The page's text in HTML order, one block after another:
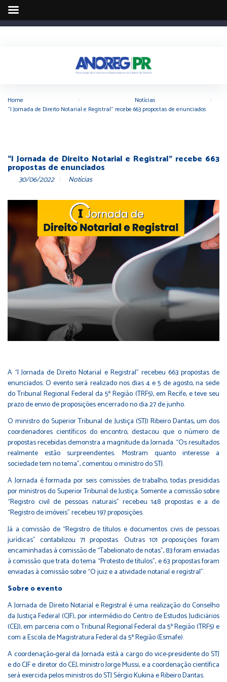
Home Notícias
“I Jornada de Direito Notarial e Registral” recebe 663 propostas de enunciados
“I Jornada de Direito Notarial e Registral” recebe 663
propostas de enunciados
30/06/2022 Notícias
A “I Jornada de Direito Notarial e Registral” recebeu 663 propostas de
enunciados. O evento será realizado nos dias 4 e 5 de agosto, na sede
do Tribunal Regional Federal da 5ª Região (TRF5), em Recife, e teve seu
prazo de envio de proposições encerrado no dia 27 de junho.
O ministro do Superior Tribunal de Justiça (STJ) Ribeiro Dantas, um dos
coordenadores científicos do encontro, destacou que o número de
propostas recebidas demonstra a magnitude da Jornada. “Os resultados
realmente estão surpreendentes. Mostram quanto interesse a
sociedade tem no tema”, comentou o ministro do STJ.
A Jornada é formada por seis comissões de trabalho, todas presididas
por ministros do Superior Tribunal de Justiça. Somente a comissão sobre
“Registro civil de pessoas naturais” recebeu 148 propostas e a de
“Registro de imóveis” recebeu 197 proposições.
Já a comissão de “Registro de títulos e documentos civis de pessoas
jurídicas” contabilizou 71 propostas. Outras 101 proposições foram
encaminhadas à comissão de “Tabelionato de notas”, 83 foram enviadas
à comissão que trata do tema “Protesto de títulos”, e 63 propostas foram
enviadas à comissão sobre “O juiz e a atividade notarial e registral”.
Sobre o evento
A Jornada de Direito Notarial e Registral é uma realização do Conselho
da Justiça Federal (CJF), por intermédio do Centro de Estudos Judiciários
(CEJ), em parceria com o Tribunal Regional Federal da 5ª Região (TRF5) e
com a Escola de Magistratura Federal da 5ª Região (Esmafe).
A coordenação-geral da Jornada está a cargo do vice-presidente do STJ
e do CJF e diretor do CEJ, ministro Jorge Mussi, e a coordenação científica
será exercida pelos ministros do STJ Sérgio Kukina e Ribeiro Dantas.